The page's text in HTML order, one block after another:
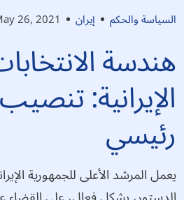
السياسة والحكم إيران 26, 2021
هندسة
الإيرانية:
رئيسي
يعمل المرشد الأعلى للجمهورية